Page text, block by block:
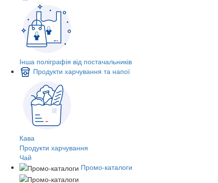
Інша поліграфія від постачальників
Продукти харчування та напої
Кава
Продукти харчування
Чай
Промо-каталоги